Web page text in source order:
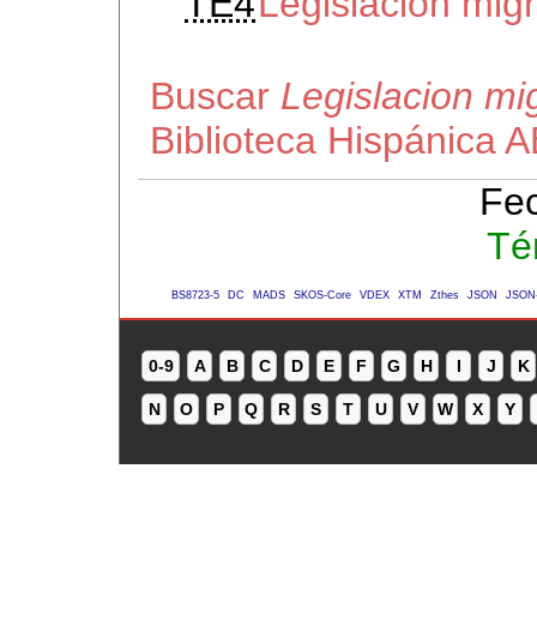
Buscar Legislacion
Biblioteca Hispánica
BS8723-5 DC MADS SKOS-Core VDEX XTM Zthes JSON
0-9 A B C D E F G H I J K
N O P Q R S T U V W X Y